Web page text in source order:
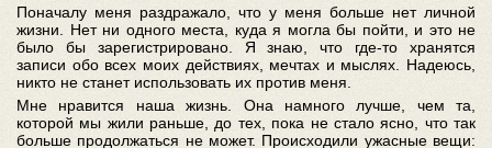
Поначалу меня раздражало, что у меня больше нет личной
жизни. Нет ни одного места, куда я могла бы пойти, и это не
было бы зарегистрировано. Я знаю, что где-то хранятся
записи обо всех моих действиях, мечтах и мыслях. Надеюсь,
никто не станет использовать их против меня.
Мне нравится наша жизнь. Она намного лучше, чем та,
которой мы жили раньше, до тех, пока не стало ясно, что так
больше продолжаться не может. Происходили ужасные вещи: